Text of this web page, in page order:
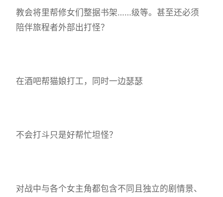
教会将里帮修女们整据书架……级等。甚至还必须
陪伴旅程者外部出打怪？
在酒吧帮猫娘打工，同时一边瑟瑟
不会打斗只是好帮忙坦怪？
对战中与各个女主角都包含不同且独立的剧情景、